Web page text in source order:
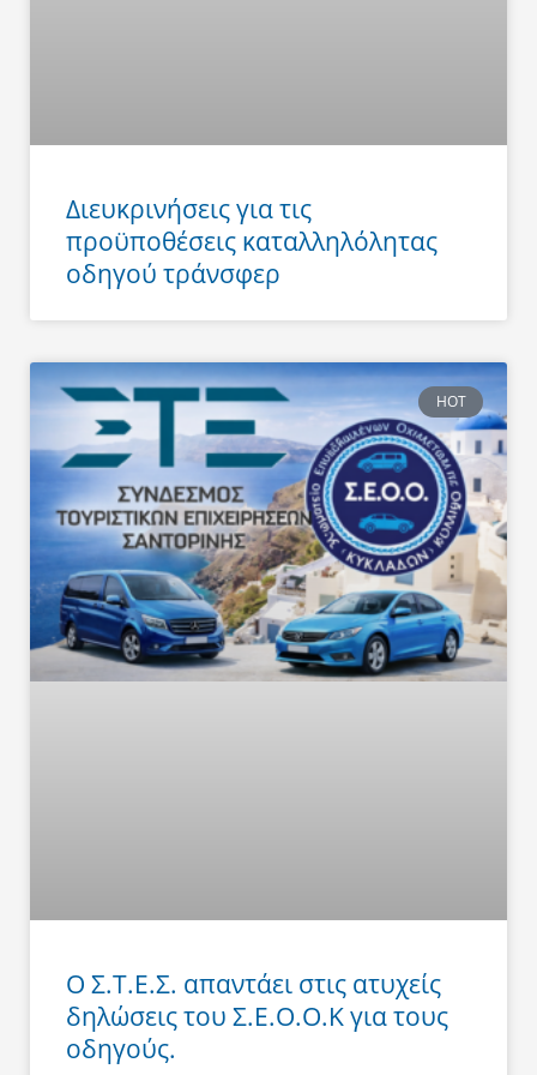
Διευκρινήσεις για τις
προϋποθέσεις καταλληλόλητας
οδηγού τράνσφερ
HOT
Ο Σ.Τ.Ε.Σ. απαντάει στις ατυχείς
δηλώσεις του Σ.Ε.Ο.Ο.Κ για τους
οδηγούς.